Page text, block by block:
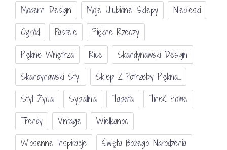
Modern Design
Moje Ulubione Sklepy
Niebieski
Ogród
Pastele
Piękne Rzeczy
Piękne Wnętrza
Rice
Skandynawski Design
Skandynawski Styl
Sklep Z Potrzeby Piękna...
Styl Życia
Sypialnia Tapeta
TineK Home
Trendy
Vintage
Wielkanoc
Wiosenne Inspiracje
Święta Bożego Narodzenia